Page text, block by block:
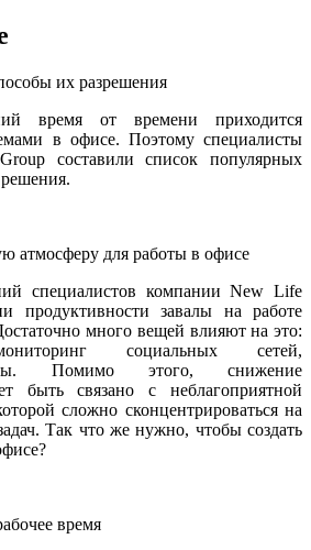
их разрешения
время от времени приходится
в офисе. Поэтому специалисты
составили список популярных
атмосферу для работы в офисе
специалистов компании New Life
продуктивности завалы на работе
много вещей влияют на это:
социальных сетей,
Помимо этого, снижение
быть связано с неблагоприятной
сложно сконцентрироваться на
Так что же нужно, чтобы создать
время